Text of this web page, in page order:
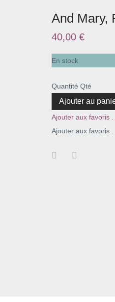
And Mary,
40,00 €
En stock
Quantité Qté
Ajouter au
Ajouter aux favoris .
Ajouter aux favoris .